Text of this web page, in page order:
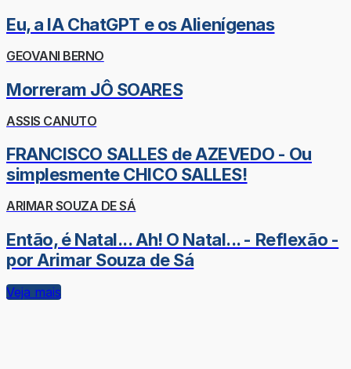
Eu, a IA ChatGPT e os Alienígenas
GEOVANI BERNO
Morreram JÔ SOARES
ASSIS CANUTO
FRANCISCO SALLES de AZEVEDO - Ou
simplesmente CHICO SALLES!
ARIMAR SOUZA DE SÁ
Então, é Natal... Ah! O Natal... - Reflexão -
por Arimar Souza de Sá
Veja mais